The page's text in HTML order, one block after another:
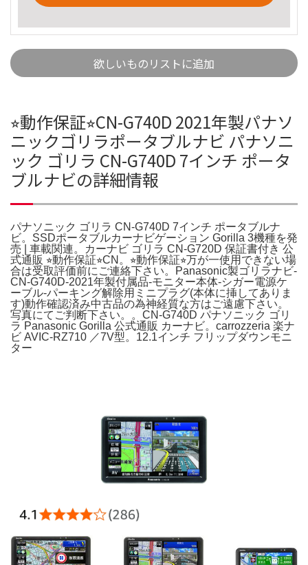
欲しいものリストに追加
⭐︎動作保証⭐︎CN-G740D 2021年製パナソ
ニックゴリラポータブルナビ パナソニ
ック ゴリラ CN-G740D 7インチ ポータ
ブルナビの詳細情報
パナソニック ゴリラ CN-G740D 7インチ ポータブルナ
ビ。SSDポータブルカーナビゲーション Gorilla 3機種を発
売 | 車載関連。カーナビ ゴリラ CN-G720D 保証書付き 公
式通販 ⭐︎動作保証⭐︎CN。⭐︎動作保証⭐︎万が一使用できない場
合は受取評価前にご連絡下さい。Panasonic製ゴリラナビ-
CN-G740D-2021年製付属品-モニター本体-シガー電源ケ
ーブル-パーキング解除用ミニプラグ(本体に挿してありま
す)動作確認済み中古品の為神経質な方はご遠慮下さい。
写真にてご判断下さい。。CN-G740D パナソニック ゴリ
ラ Panasonic Gorilla 公式通販 カーナビ。carrozzeria 楽ナ
ビ AVIC-RZ710 ／7V型。12.1インチ フリップダウンモニ
ター